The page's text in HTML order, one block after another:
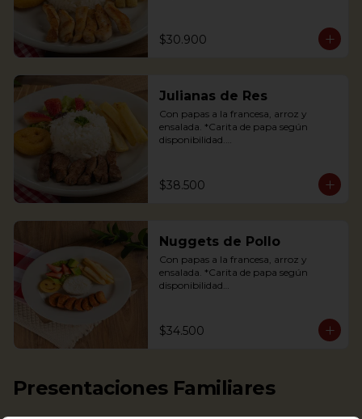
happy face*, rice and salad.
*If available
$30.900
Julianas de Res
Con papas a la francesa, arroz y
ensalada. *Carita de papa según
disponibilidad.
potato happy face*, rice and salad.
*If available
$38.500
Nuggets de Pollo
Con papas a la francesa, arroz y
ensalada. *Carita de papa según
disponibilidad
children’s menu is served with french
fries, a potato happy face*, rice and
$34.500
Presentaciones Familiares